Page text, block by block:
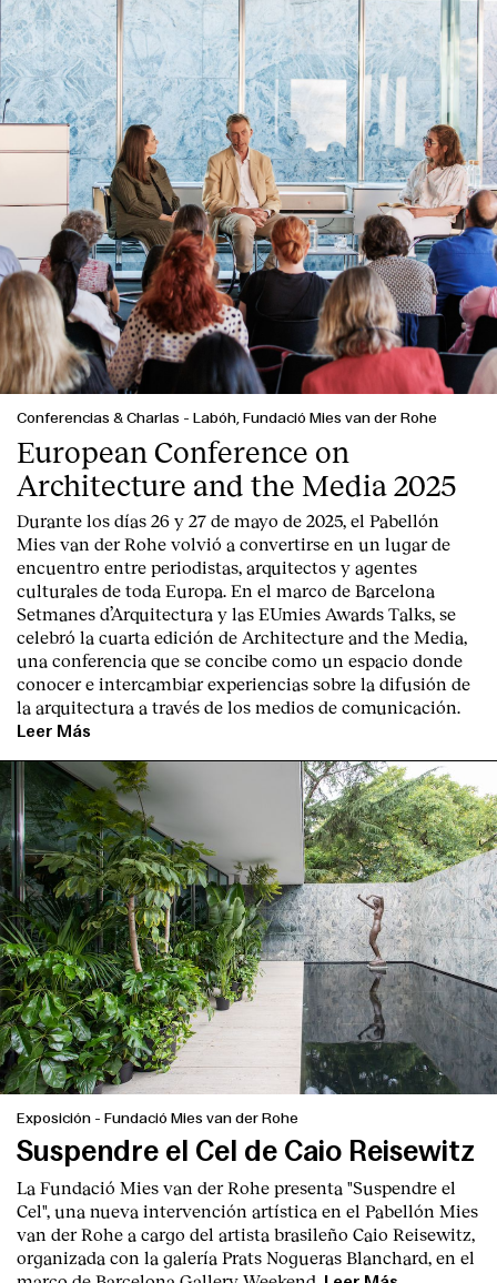
Conferencias & Charlas - Labóh, Fundació Mies van der Rohe
European Conference on
Architecture and the Media 2025
Durante los días 26 y 27 de mayo de 2025, el Pabellón
Mies van der Rohe volvió a convertirse en un lugar de
encuentro entre periodistas, arquitectos y agentes
culturales de toda Europa. En el marco de Barcelona
Setmanes d’Arquitectura y las EUmies Awards Talks, se
celebró la cuarta edición de Architecture and the Media,
una conferencia que se concibe como un espacio donde
conocer e intercambiar experiencias sobre la difusión de
la arquitectura a través de los medios de comunicación.
Leer Más
Exposición - Fundació Mies van der Rohe
Suspendre el Cel de Caio Reisewitz
La Fundació Mies van der Rohe presenta "Suspendre el
Cel", una nueva intervención artística en el Pabellón Mies
van der Rohe a cargo del artista brasileño Caio Reisewitz,
organizada con la galería Prats Nogueras Blanchard, en el